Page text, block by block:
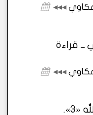
◂◂◂
قراءة
◂◂◂